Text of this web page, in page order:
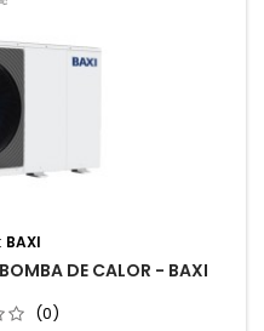
BAXI
DE CALOR - BAXI
(0)